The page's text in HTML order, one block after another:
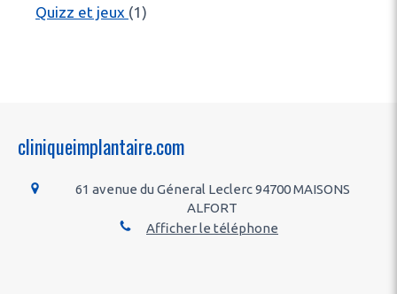
Quizz et jeux (1)
cliniqueimplantaire.com
61 avenue du Géneral Leclerc 94700 MAISONS
ALFORT
Afficher le téléphone